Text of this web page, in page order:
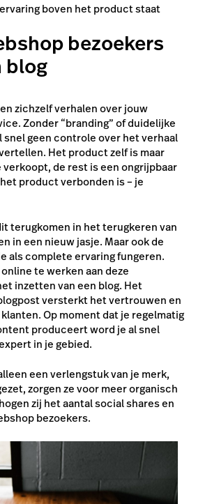
boven het product staat
bezoekers
blog
zichzelf verhalen over jouw
Zonder “branding” of duidelijke
snel geen controle over het verhaal
Het product zelf is maar
verkoopt, de rest is een ongrijpbaar
product verbonden is – je
terugkomen in het terugkeren van
in een nieuw jasje. Maar ook de
als complete ervaring fungeren.
te werken aan deze
inzetten van een blog. Het
versterkt het vertrouwen en
Op moment dat je regelmatig
produceert word je al snel
in je gebied.
een verlengstuk van je merk,
zorgen ze voor meer organisch
zij het aantal social shares en
bezoekers.